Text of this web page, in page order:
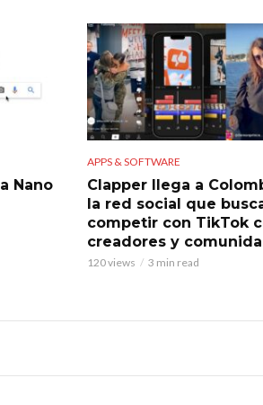
Nano
APPS & SOFTWARE
Clapper llega a
la red social que
competir con TikTok
creadores y
120 views 3 min read